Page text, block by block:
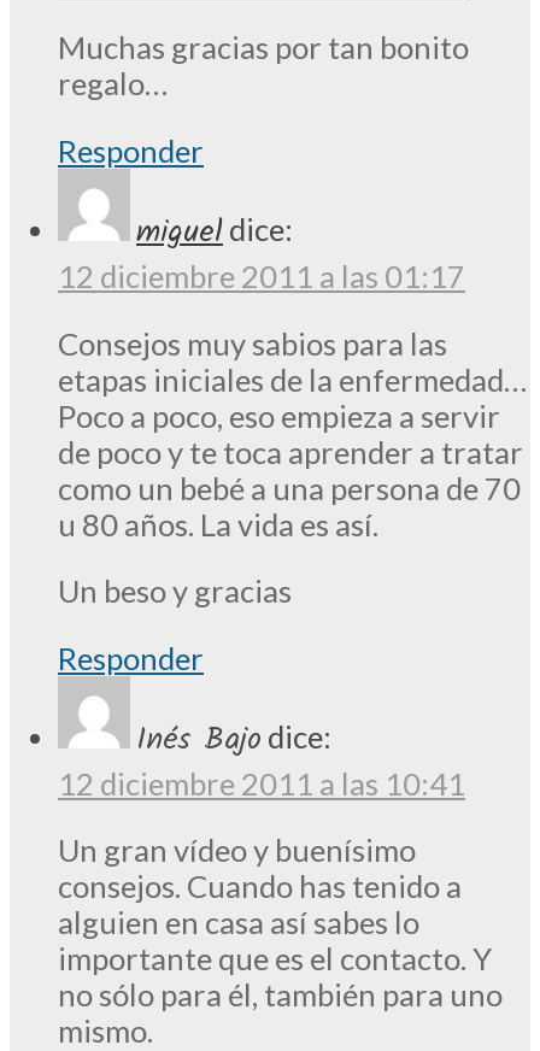
Muchas gracias por tan bonito
regalo…
Responder
miguel dice:
12 diciembre 2011 a las 01:17
Consejos muy sabios para las
etapas iniciales de la enfermedad…
Poco a poco, eso empieza a servir
de poco y te toca aprender a tratar
como un bebé a una persona de 70
u 80 años. La vida es así.
Un beso y gracias
Responder
Inés Bajo dice:
12 diciembre 2011 a las 10:41
Un gran vídeo y buenísimo
consejos. Cuando has tenido a
alguien en casa así sabes lo
importante que es el contacto. Y
no sólo para él, también para uno
mismo.